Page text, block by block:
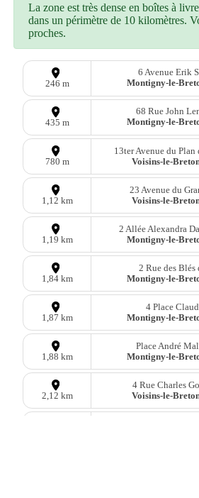
La zone est très dense en boîtes à
dans un périmètre de 10 kilomètres.
proches.
246 m
6 Avenue Erik
Montigny-le-
435 m
68 Rue John
Montigny-le-
780 m
13ter Avenue du Plan
Voisins-le-
1,12 km
23 Avenue du
Voisins-le-
1,19 km
2 Allée Alexandra
Montigny-le-
1,84 km
2 Rue des Blés
Montigny-le-
1,87 km
4 Place
Montigny-le-
1,88 km
Place André
Montigny-le-
2,12 km
4 Rue Charles
Voisins-le-